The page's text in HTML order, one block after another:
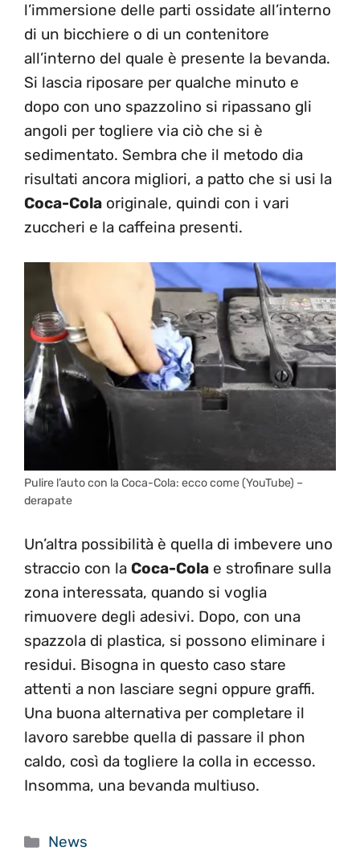
l’immersione delle parti ossidate all’interno
di un bicchiere o di un contenitore
all’interno del quale è presente la bevanda.
Si lascia riposare per qualche minuto e
dopo con uno spazzolino si ripassano gli
angoli per togliere via ciò che si è
sedimentato. Sembra che il metodo dia
risultati ancora migliori, a patto che si usi la
Coca-Cola originale, quindi con i vari
zuccheri e la caffeina presenti.
Pulire l’auto con la Coca-Cola: ecco come (YouTube) –
derapate
Un’altra possibilità è quella di imbevere uno
straccio con la Coca-Cola e strofinare sulla
zona interessata, quando si voglia
rimuovere degli adesivi. Dopo, con una
spazzola di plastica, si possono eliminare i
residui. Bisogna in questo caso stare
attenti a non lasciare segni oppure graffi.
Una buona alternativa per completare il
lavoro sarebbe quella di passare il phon
caldo, così da togliere la colla in eccesso.
Insomma, una bevanda multiuso.
Categorie
News